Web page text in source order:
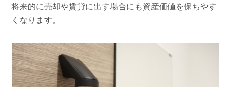
将来的に売却や賃貸に出す場合にも資産価値を保ちやす
くなります。